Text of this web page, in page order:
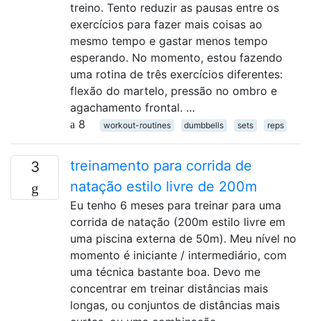
treino. Tento reduzir as pausas entre os
exercícios para fazer mais coisas ao
mesmo tempo e gastar menos tempo
esperando. No momento, estou fazendo
uma rotina de três exercícios diferentes:
flexão do martelo, pressão no ombro e
agachamento frontal. …
8
workout-routines dumbbells sets reps
3
treinamento para corrida de
natação estilo livre de 200m
Eu tenho 6 meses para treinar para uma
corrida de natação (200m estilo livre em
uma piscina externa de 50m). Meu nível no
momento é iniciante / intermediário, com
uma técnica bastante boa. Devo me
concentrar em treinar distâncias mais
longas, ou conjuntos de distâncias mais